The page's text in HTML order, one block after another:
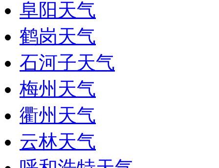
阜阳天气
鹤岗天气
石河子天气
梅州天气
衢州天气
云林天气